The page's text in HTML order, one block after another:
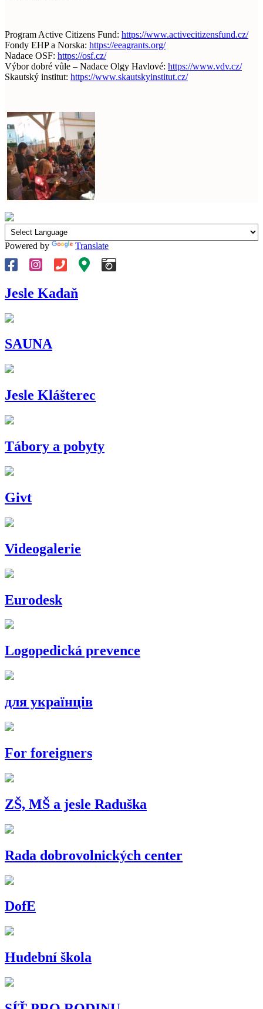
Program Active Citizens Fund: https://www.activecitizensfund.cz/
Fondy EHP a Norska: https://eeagrants.org/
Nadace OSF: https://osf.cz/
Výbor dobré vůle – Nadace Olgy Havlové: https://www.vdv.cz/
Skautský institut: https://www.skautskyinstitut.cz/
Powered by Translate
Jesle Kadaň
SAUNA
Jesle Klášterec
Tábory a pobyty
Givt
Videogalerie
Eurodesk
Logopedická prevence
для українців
For foreigners
ZŠ, MŠ a jesle Raduška
Rada dobrovolnických center
DofE
Hudební škola